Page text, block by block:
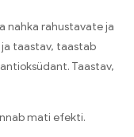
nahka rahustavate ja
taastav, taastab
Taastav,
mati efekti.